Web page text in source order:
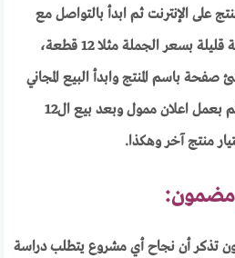
على الإنترنت ثم ابدأ بالتواصل مع
البائع وطلب كمية قليلة بسعر الجملة مثلا 12 قطعة،
صفحة باسم المنتج وابدأ البيع المجاني
في الجروبات أو قم بعمل اعلان ممول وبعد بيع ال12
منتج آخر وهكذا.
تذكر أن نجاح أي مشروع يتطلب دراسة